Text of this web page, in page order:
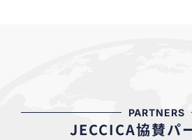
PARTNERS
JECCICA協賛パ